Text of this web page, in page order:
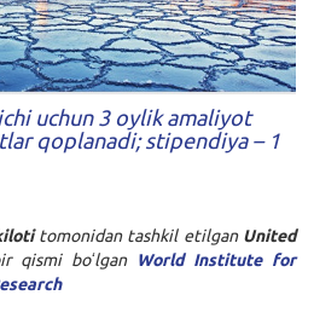
uchun 3 oylik amaliyot
qoplanadi; stipendiya – 1
tomonidan tashkil etilgan United
qismi boʻlgan World Institute for